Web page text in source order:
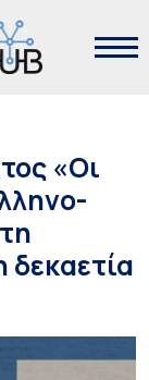
«Οι
δεκαετία